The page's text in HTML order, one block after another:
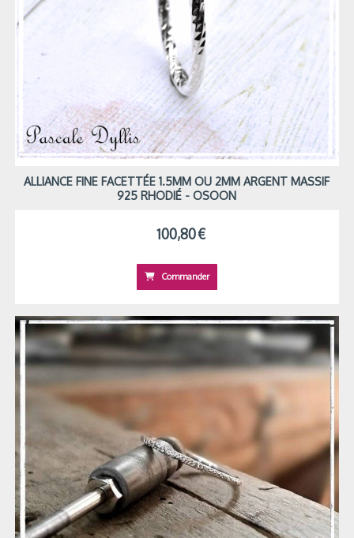
ALLIANCE FINE FACETTÉE 1.5MM OU 2MM ARGENT MASSIF
925 RHODIÉ - OSOON
100,80€
Commander